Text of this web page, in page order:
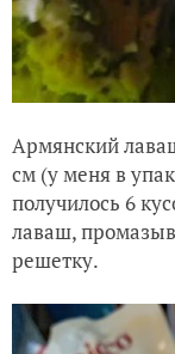
Армянский
см (у меня в
получилось 6
лаваш,
решетку.